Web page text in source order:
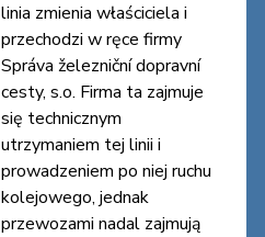
linia zmienia właściciela i
przechodzi w ręce firmy
Správa železniční dopravní
cesty, s.o. Firma ta zajmuje
się technicznym
utrzymaniem tej linii i
prowadzeniem po niej ruchu
kolejowego, jednak
przewozami nadal zajmują